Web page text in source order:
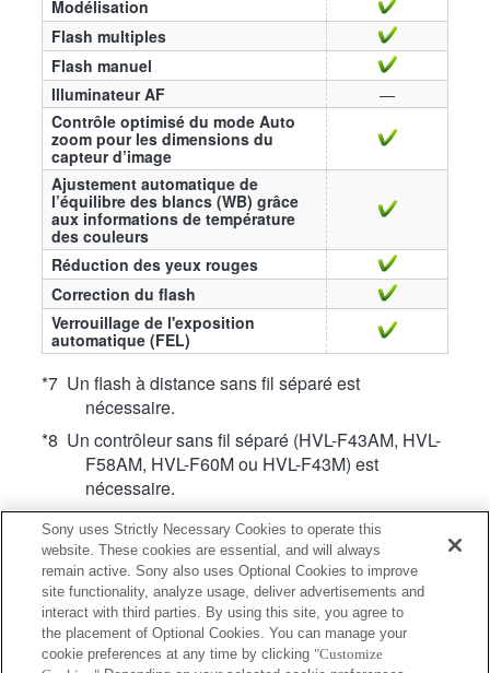
Modélisation
Flash multiples
Flash manuel
Illuminateur AF
—
Contrôle optimisé du mode Auto
zoom pour les dimensions du
capteur d’image
Ajustement automatique de
l’équilibre des blancs (WB) grâce
aux informations de température
des couleurs
Réduction des yeux rouges
Correction du flash
Verrouillage de l'exposition
automatique (FEL)
*7 Un flash à distance sans fil séparé est
nécessaire.
*8 Un contrôleur sans fil séparé (HVL-F43AM, HVL-
F58AM, HVL-F60M ou HVL-F43M) est
nécessaire.
*10 Un contrôleur sans fil séparé (HVL-F20AM,
HVL-F43AM, HVL-F58AM, HVL-F60M, HVL-
F20M, HVL-F43M ou HVL-F32M) est
nécessaire.
*49 Utilisation impossible lorsque le déclencheur
électronique est activé. (Sur les appareils
Sony uses Strictly Necessary Cookies to operate this
website. These cookies are essential, and will always
remain active. Sony also uses Optional Cookies to improve
site functionality, analyze usage, deliver advertisements and
interact with third parties. By using this site, you agree to
the placement of Optional Cookies. You can manage your
cookie preferences at any time by clicking "Customize